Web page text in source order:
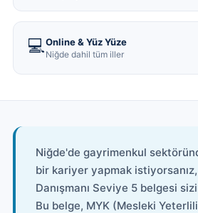
💻Online & Yüz Yüze
Niğde dahil tüm iller
Niğde'de gayrimenkul
bir kariyer yapmak
Danışmanı Seviye 5 belgesi
Bu belge, MYK (Mesleki